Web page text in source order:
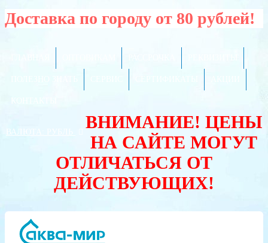
Доставка по городу от 80 рублей!
ВАЛЮТА:
ВНИМАНИЕ! ЦЕНЫ
НА САЙТЕ МОГУТ
ОТЛИЧАТЬСЯ ОТ
ДЕЙСТВУЮЩИХ!